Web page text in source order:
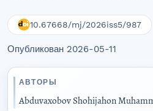
10.67668/mj/2026iss5/987
Опубликован 2026-05-11
АВТОРЫ
Abduvaxobov Shohijahon